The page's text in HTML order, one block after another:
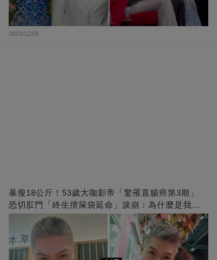
2023/12/09
暴瘦18公斤！53歲大咖影帝「驚罹直腸癌第3期」
恐切肛門「終生揹屎袋延命」淚崩：為什麼是我...